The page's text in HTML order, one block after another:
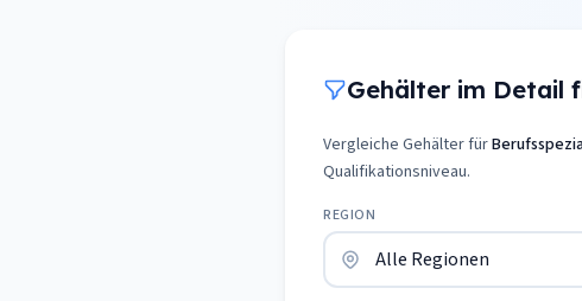
Gehälter im Detail
Vergleiche Gehälter für
Qualifikationsniveau.
REGION